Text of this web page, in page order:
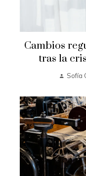
Cambios
tras la
Sofía